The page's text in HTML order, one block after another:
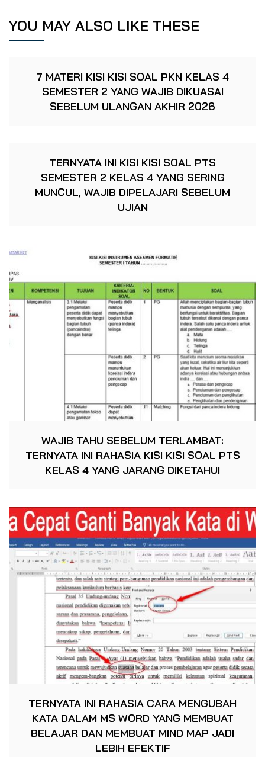
YOU MAY ALSO LIKE THESE
7 MATERI KISI KISI SOAL PKN KELAS 4
SEMESTER 2 YANG WAJIB DIKUASAI
SEBELUM ULANGAN AKHIR 2026
TERNYATA INI KISI KISI SOAL PTS
SEMESTER 2 KELAS 4 YANG SERING
MUNCUL, WAJIB DIPELAJARI SEBELUM
UJIAN
WAJIB TAHU SEBELUM TERLAMBAT:
TERNYATA INI RAHASIA KISI KISI SOAL PTS
KELAS 4 YANG JARANG DIKETAHUI
TERNYATA INI RAHASIA CARA MENGUBAH
KATA DALAM MS WORD YANG MEMBUAT
BELAJAR DAN MEMBUAT MIND MAP JADI
LEBIH EFEKTIF